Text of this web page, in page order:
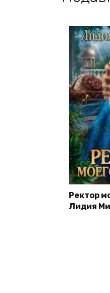
Ректор
Лидия